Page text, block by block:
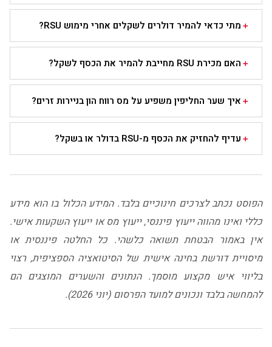
מתי כדאי להמיר דולרים לשקלים אחרי מימוש RSU?
האם מכירת RSU מחייבת להמיר את הכסף לשקל?
איך שער החליפין משפיע על מס רווח הון בניירות זרים?
עדיף להחזיק את הכסף מ-RSU בדולר או בשקל?
הפוסט נכתב לצרכים חינוכיים בלבד. המידע הכלול בו הוא מידע
כללי ואינו מהווה ייעוץ פיננסי, ייעוץ מס או ייעוץ השקעות אישי.
אין באמור הבטחת תשואה כלשהי. כל החלטה פיננסית או
מיסויית דורשת בחינה אישית של הסיטואציה הספציפית, רצוי
בליווי איש מקצוע מוסמך. הנתונים והשערים המוצגים הם
להמחשה בלבד ונכונים למועד הפרסום (יוני 2026).